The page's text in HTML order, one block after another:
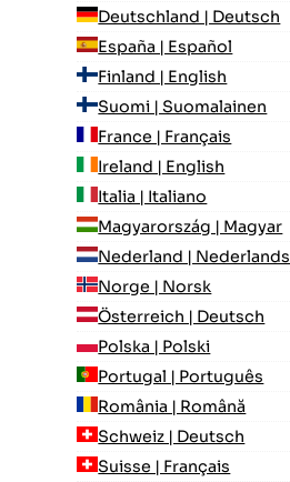
Deutschland | Deutsch
España | Español
Finland | English
Suomi | Suomalainen
France | Français
Ireland | English
Italia | Italiano
Magyarország | Magyar
Nederland | Nederlands
Norge | Norsk
Österreich | Deutsch
Polska | Polski
Portugal | Português
România | Română
Schweiz | Deutsch
Suisse | Français